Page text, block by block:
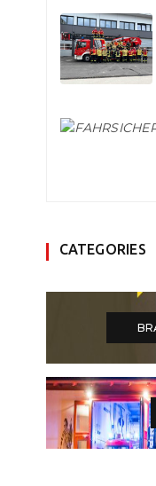
CATEGORIES